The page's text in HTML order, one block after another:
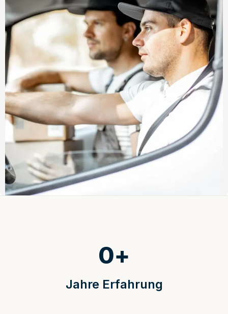
Jahre Erfahrung
0+